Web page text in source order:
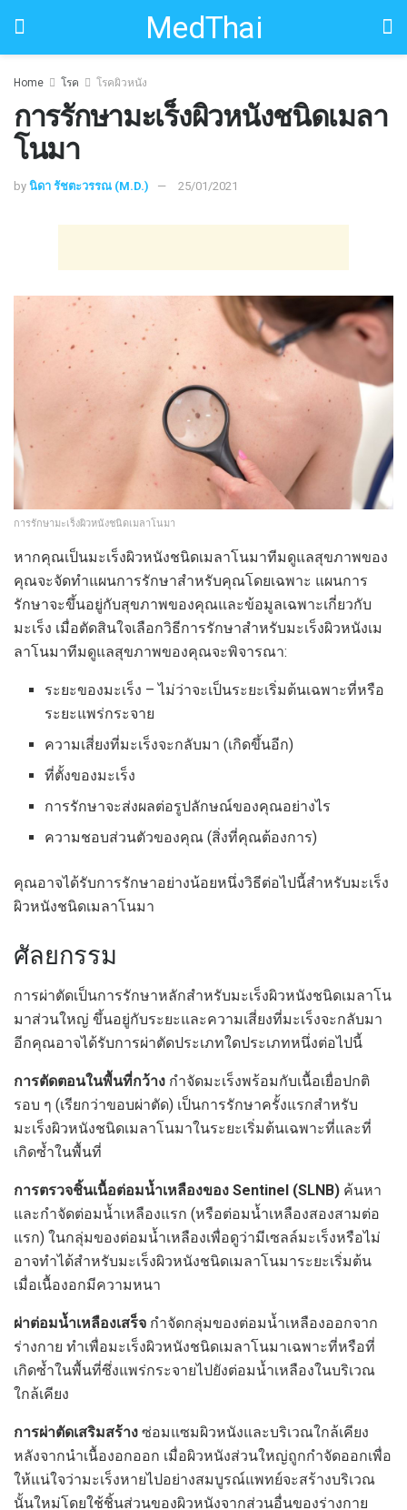
MedThai
Home โรค โรคผิวหนัง
การรักษามะเร็งผิวหนังชนิดเมลา
โนมา
by นิดา รัชตะวรรณ (M.D.) 25/01/2021
การรักษามะเร็งผิวหนังชนิดเมลาโนมา
หากคุณเป็นมะเร็งผิวหนังชนิดเมลาโนมาทีมดูแลสุขภาพของ
คุณจะจัดทำแผนการรักษาสำหรับคุณโดยเฉพาะ แผนการ
รักษาจะขึ้นอยู่กับสุขภาพของคุณและข้อมูลเฉพาะเกี่ยวกับ
มะเร็ง เมื่อตัดสินใจเลือกวิธีการรักษาสำหรับมะเร็งผิวหนังเม
ลาโนมาทีมดูแลสุขภาพของคุณจะพิจารณา:
ระยะของมะเร็ง – ไม่ว่าจะเป็นระยะเริ่มต้นเฉพาะที่หรือ
ระยะแพร่กระจาย
ความเสี่ยงที่มะเร็งจะกลับมา (เกิดขึ้นอีก)
ที่ตั้งของมะเร็ง
การรักษาจะส่งผลต่อรูปลักษณ์ของคุณอย่างไร
ความชอบส่วนตัวของคุณ (สิ่งที่คุณต้องการ)
คุณอาจได้รับการรักษาอย่างน้อยหนึ่งวิธีต่อไปนี้สำหรับมะเร็ง
ผิวหนังชนิดเมลาโนมา
ศัลยกรรม
การผ่าตัดเป็นการรักษาหลักสำหรับมะเร็งผิวหนังชนิดเมลาโน
มาส่วนใหญ่ ขึ้นอยู่กับระยะและความเสี่ยงที่มะเร็งจะกลับมา
อีกคุณอาจได้รับการผ่าตัดประเภทใดประเภทหนึ่งต่อไปนี้
การตัดตอนในพื้นที่กว้าง กำจัดมะเร็งพร้อมกับเนื้อเยื่อปกติ
รอบ ๆ (เรียกว่าขอบผ่าตัด) เป็นการรักษาครั้งแรกสำหรับ
มะเร็งผิวหนังชนิดเมลาโนมาในระยะเริ่มต้นเฉพาะที่และที่
เกิดซ้ำในพื้นที่
การตรวจชิ้นเนื้อต่อมน้ำเหลืองของ Sentinel (SLNB) ค้นหา
และกำจัดต่อมน้ำเหลืองแรก (หรือต่อมน้ำเหลืองสองสามต่อ
แรก) ในกลุ่มของต่อมน้ำเหลืองเพื่อดูว่ามีเซลล์มะเร็งหรือไม่
อาจทำได้สำหรับมะเร็งผิวหนังชนิดเมลาโนมาระยะเริ่มต้น
เมื่อเนื้องอกมีความหนา
ผ่าต่อมน้ำเหลืองเสร็จ กำจัดกลุ่มของต่อมน้ำเหลืองออกจาก
ร่างกาย ทำเพื่อมะเร็งผิวหนังชนิดเมลาโนมาเฉพาะที่หรือที่
เกิดซ้ำในพื้นที่ซึ่งแพร่กระจายไปยังต่อมน้ำเหลืองในบริเวณ
ใกล้เคียง
การผ่าตัดเสริมสร้าง ซ่อมแซมผิวหนังและบริเวณใกล้เคียง
หลังจากนำเนื้องอกออก เมื่อผิวหนังส่วนใหญ่ถูกกำจัดออกเพื่อ
ให้แน่ใจว่ามะเร็งหายไปอย่างสมบูรณ์แพทย์จะสร้างบริเวณ
นั้นใหม่โดยใช้ชิ้นส่วนของผิวหนังจากส่วนอื่นของร่างกาย